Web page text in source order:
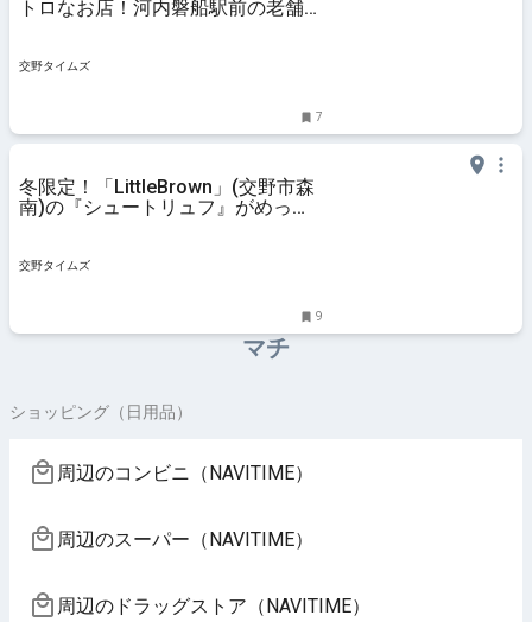
トロなお店！河内磐船駅前の老舗の
交野タイムズ
7
冬限定！「LittleBrown」(交野市森
南)の『シュートリュフ』がめっち
交野タイムズ
9
マチ
ショッピング（日用品）
周辺のコンビニ（NAVITIME）
周辺のスーパー（NAVITIME）
周辺のドラッグストア（NAVITIME）